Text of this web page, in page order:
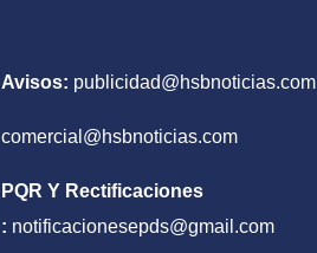
Avisos: publicidad@hsbnoticias.com
comercial@hsbnoticias.com
PQR Y Rectificaciones
: notificacionesepds@gmail.com